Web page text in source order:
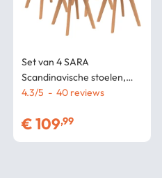
Set van 4 SARA
Scandinavische stoelen,
blauw patchworkpatroon
4.3/5 - 40
€109,99